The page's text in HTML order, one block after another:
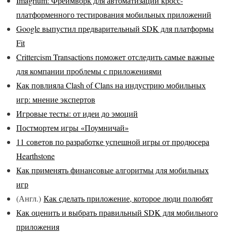
платформенного тестирования мобильных приложений
Google выпустил предварительный SDK для платформы
Fit
Crittercism Transactions поможет отследить самые важные
для компании проблемы с приложениями
Как повлияла Clash of Clans на индустрию мобильных
игр: мнение экспертов
Игровые тесты: от идеи до эмоций
Постмортем игры «Поумничай»
11 советов по разработке успешной игры от продюсера
Hearthstone
Как применять финансовые алгоритмы для мобильных
игр
(Англ.) Как сделать приложение, которое люди полюбят
Как оценить и выбрать правильный SDK для мобильного
приложения